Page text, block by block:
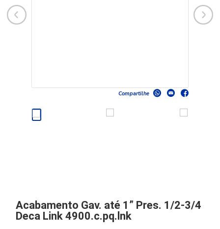
Compartilhe
Acabamento Gav. até 1” Pres. 1/2-3/4
Deca Link 4900.c.pq.lnk